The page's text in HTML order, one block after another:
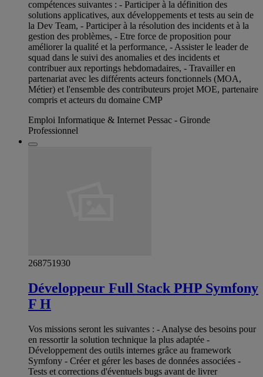
compétences suivantes : - Participer à la définition des
solutions applicatives, aux développements et tests au sein de
la Dev Team, - Participer à la résolution des incidents et à la
gestion des problèmes, - Etre force de proposition pour
améliorer la qualité et la performance, - Assister le leader de
squad dans le suivi des anomalies et des incidents et
contribuer aux reportings hebdomadaires, - Travailler en
partenariat avec les différents acteurs fonctionnels (MOA,
Métier) et l'ensemble des contributeurs projet MOE, partenaire
compris et acteurs du domaine CMP
Emploi Informatique & Internet Pessac - Gironde
Professionnel
268751930
Développeur Full Stack PHP Symfony
F H
Vos missions seront les suivantes : - Analyse des besoins pour
en ressortir la solution technique la plus adaptée -
Développement des outils internes grâce au framework
Symfony - Créer et gérer les bases de données associées -
Tests et corrections d'éventuels bugs avant de livrer